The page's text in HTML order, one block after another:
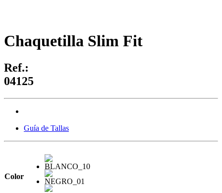
Chaquetilla Slim Fit
Ref.:
04125
Guía de Tallas
Color